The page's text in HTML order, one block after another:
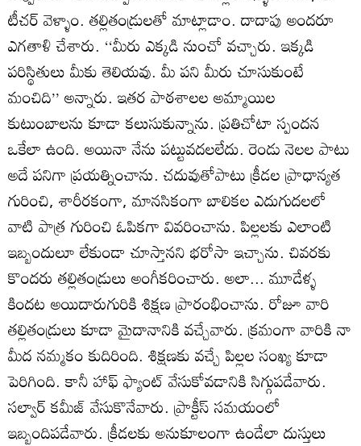
టీచర్‌ వెళ్ళాం. తల్లితండ్రులతో మాట్లాడాం. దాదాపు అందరూ
ఎగతాళి చేశారు. ‘‘మీరు ఎక్కడి నుంచో వచ్చారు. ఇక్కడి
పరిస్థితులు మీకు తెలియవు. మీ పని మీరు చూసుకుంటే
మంచిది’’ అన్నారు. ఇతర పాఠశాలల అమ్మాయిల
కుటుంబాలను కూడా కలుసుకున్నాను. ప్రతిచోటా స్పందన
ఒకేలా ఉంది. అయినా నేను పట్టువదలలేదు. రెండు నెలల పాటు
అదే పనిగా ప్రయత్నించాను. చదువుతోపాటు క్రీడల ప్రాధాన్యత
గురించి, శారీరకంగా, మానసికంగా బాలికల ఎదుగుదలలో
వాటి పాత్ర గురించి ఓపికగా వివరించాను. పిల్లలకు ఎలాంటి
ఇబ్బందులూ లేకుండా చూస్తానని భరోసా ఇచ్చాను. చివరకు
కొందరు తల్లితండ్రులు అంగీకరించారు. అలా... మూడేళ్ళ
కిందట అయిదారుగురికి శిక్షణ ప్రారంభించాను. రోజూ వారి
తల్లితండ్రులు కూడా మైదానానికి వచ్చేవారు. క్రమంగా వారికి నా
మీద నమ్మకం కుదిరింది. శిక్షణకు వచ్చే పిల్లల సంఖ్య కూడా
పెరిగింది. కానీ హాఫ్‌ ఫ్యాంట్‌ వేసుకోవడానికి సిగ్గుపడేవారు.
సల్వార్‌ కమీజ్‌ వేసుకొనేవారు. ప్రాక్టీస్‌ సమయంలో
ఇబ్బందిపడేవారు. క్రీడలకు అనుకూలంగా ఉండేలా దుస్తులు